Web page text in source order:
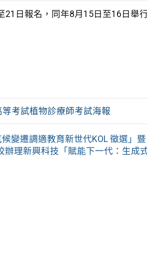
21日報名，同年8月15日至16日舉
考試植物診療師考試海報
變遷調適教育新世代KOL 徵選」
辦理新興科技「賦能下一代：生成